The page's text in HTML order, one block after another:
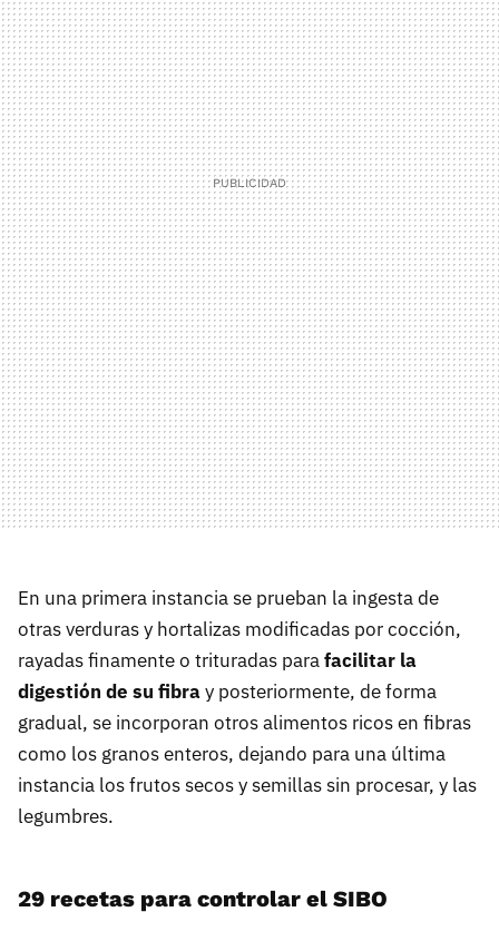
En una primera instancia se prueban la ingesta de
otras verduras y hortalizas modificadas por cocción,
rayadas finamente o trituradas parafacilitar la
digestión de su fibray posteriormente, de forma
gradual, se incorporan otros alimentos ricos en fibras
como los granos enteros, dejando para una última
instancia los frutos secos y semillas sin procesar, y las
legumbres.
29 recetas para controlar el SIBO